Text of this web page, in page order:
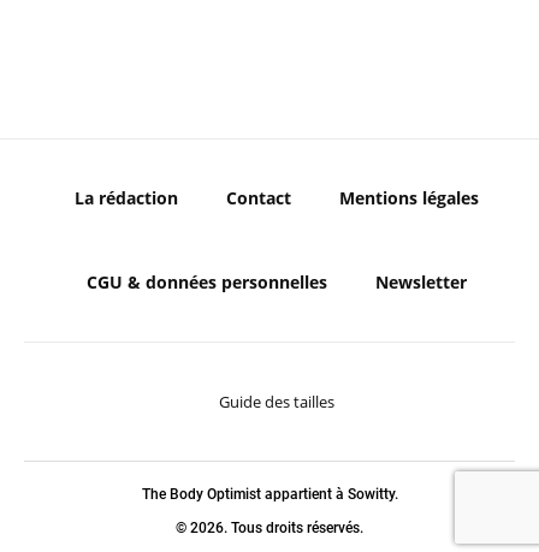
La rédaction Contact Mentions légales
CGU & données personnelles Newsletter
Guide des tailles
The Body Optimist appartient à Sowitty.
© 2026. Tous droits réservés.